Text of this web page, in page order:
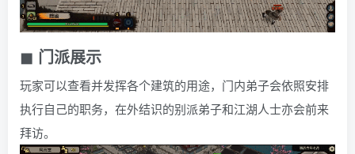
◼ 门派展示
玩家可以查看并发挥各个建筑的用途，门内弟子会依照安排
执行自己的职务，在外结识的别派弟子和江湖人士亦会前来
拜访。